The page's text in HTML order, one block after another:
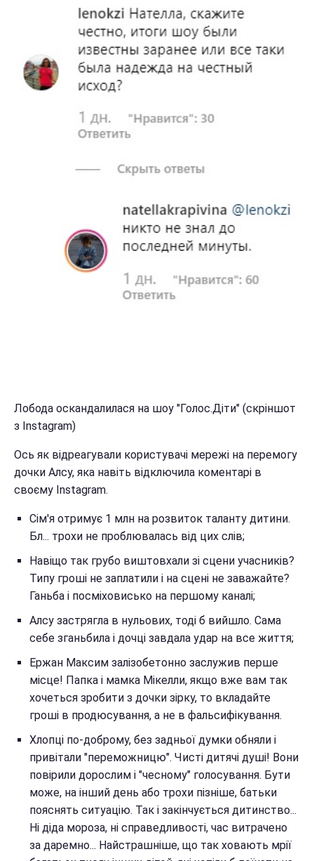
Лобода оскандалилася на шоу "Голос.Діти" (скріншот
з Instagram)
Ось як відреагували користувачі мережі на перемогу
дочки Алсу, яка навіть відключила коментарі в
своєму Instagram.
Сім'я отримує 1 млн на розвиток таланту дитини.
Бл... трохи не проблювалась від цих слів;
Навіщо так грубо виштовхали зі сцени учасників?
Типу гроші не заплатили і на сцені не заважайте?
Ганьба і посміховисько на першому каналі;
Алсу застрягла в нульових, тоді б вийшло. Сама
себе зганьбила і дочці завдала удар на все життя;
Ержан Максим залізобетонно заслужив перше
місце! Папка і мамка Мікелли, якщо вже вам так
хочеться зробити з дочки зірку, то вкладайте
гроші в продюсування, а не в фальсифікування.
Хлопці по-доброму, без задньої думки обняли і
привітали "переможницю". Чисті дитячі душі! Вони
повірили дорослим і "чесному" голосування. Бути
може, на інший день або трохи пізніше, батьки
пояснять ситуацію. Так і закінчується дитинство...
Ні діда мороза, ні справедливості, час витрачено
за даремно... Найстрашніше, що так ховають мрії